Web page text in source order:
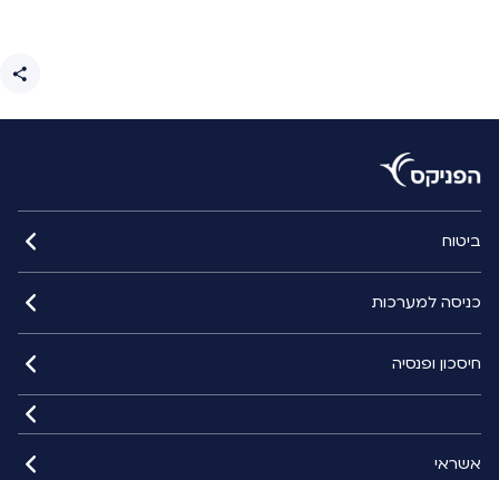
ביטוח
כניסה למערכות
חיסכון ופנסיה
אשראי